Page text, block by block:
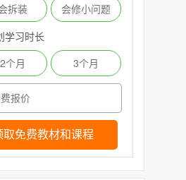
拆装
会修小问题
学习时长
2个月 3个月
免费教材和课程